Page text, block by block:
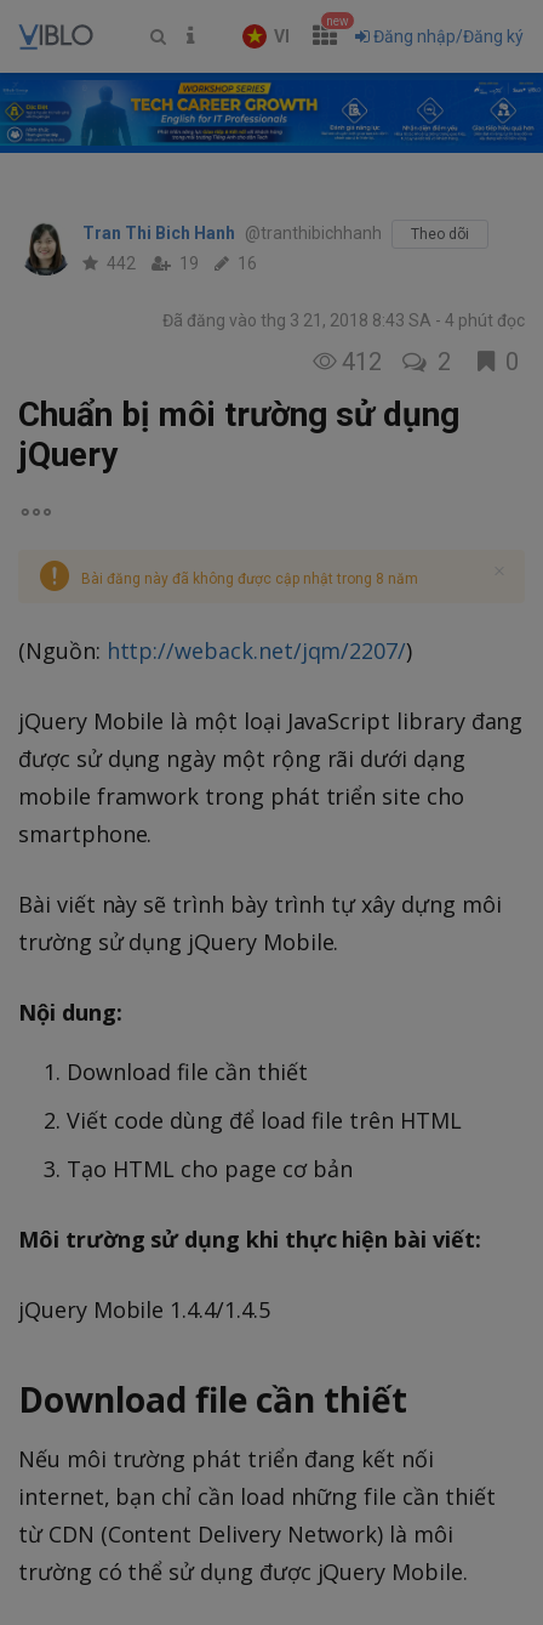
VI
new
Đăng nhập/Đăng ký
Tran Thi Bich Hanh @tranthibichhanh Theo dõi
442 19 16
Đã đăng vào thg 3 21, 2018 8:43 SA 4 phút đọc
412 2 0
Chuẩn bị môi trường sử dụng
jQuery
Bài đăng này đã không được cập nhật trong 8 năm
(Nguồn: http://weback.net/jqm/2207/)
jQuery Mobile là một loại JavaScript library đang
được sử dụng ngày một rộng rãi dưới dạng
mobile framwork trong phát triển site cho
smartphone.
Bài viết này sẽ trình bày trình tự xây dựng môi
trường sử dụng jQuery Mobile.
Nội dung:
Download file cần thiết
Viết code dùng để load file trên HTML
Tạo HTML cho page cơ bản
Môi trường sử dụng khi thực hiện bài viết:
jQuery Mobile 1.4.4/1.4.5
Download file cần thiết
Nếu môi trường phát triển đang kết nối
internet, bạn chỉ cần load những file cần thiết
từ CDN (Content Delivery Network) là môi
trường có thể sử dụng được jQuery Mobile.